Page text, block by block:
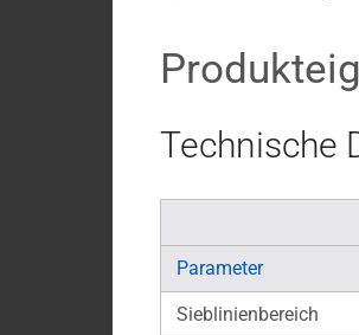
Technische
Parameter
Sieblinienbereich